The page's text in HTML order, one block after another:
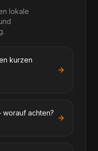
lokale
kurzen
worauf achten?